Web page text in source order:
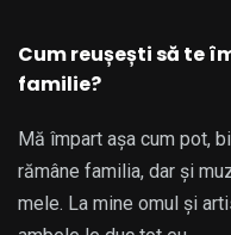
Cum reușești să te
familie?
Mă împart așa cum pot,
rămâne familia, dar și
mele. La mine omul și